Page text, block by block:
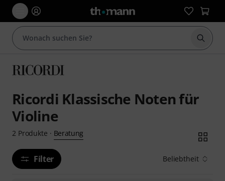
Suche
Ricordi Klassische Noten für
Violine
2 Produkte · Beratung
Filter Beliebtheit